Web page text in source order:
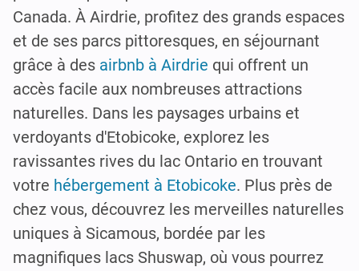
Canada. À Airdrie, profitez des grands espaces
et de ses parcs pittoresques, en séjournant
grâce à des airbnb à Airdrie qui offrent un
accès facile aux nombreuses attractions
naturelles. Dans les paysages urbains et
verdoyants d'Etobicoke, explorez les
ravissantes rives du lac Ontario en trouvant
votre hébergement à Etobicoke. Plus près de
chez vous, découvrez les merveilles naturelles
uniques à Sicamous, bordée par les
magnifiques lacs Shuswap, où vous pourrez